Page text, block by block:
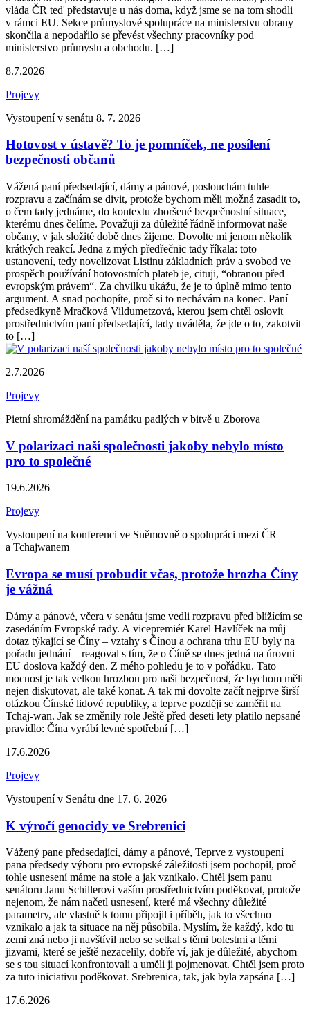
vláda ČR teď představuje u nás doma, když jsme se na tom shodli
v rámci EU. Sekce průmyslové spolupráce na ministerstvu obrany
skončila a nepodařilo se převést všechny pracovníky pod
ministerstvo průmyslu a obchodu. […]
8.7.2026
Projevy
Vystoupení v senátu 8. 7. 2026
Hotovost v ústavě? To je pomníček, ne posílení
bezpečnosti občanů
Vážená paní předsedající, dámy a pánové, poslouchám tuhle
rozpravu a začínám se divit, protože bychom měli možná zasadit to,
o čem tady jednáme, do kontextu zhoršené bezpečnostní situace,
kterému dnes čelíme. Považuji za důležité řádně informovat naše
občany, v jak složité době dnes žijeme. Dovolte mi jenom několik
krátkých reakcí. Jedna z mých předřečnic tady říkala: toto
ustanovení, tedy novelizovat Listinu základních práv a svobod ve
prospěch používání hotovostních plateb je, cituji, “obranou před
evropským právem“. Za chvilku ukážu, že je to úplně mimo tento
argument. A snad pochopíte, proč si to nechávám na konec. Paní
předsedkyně Mračková Vildumetzová, kterou jsem chtěl oslovit
prostřednictvím paní předsedající, tady uváděla, že jde o to, zakotvit
to […]
2.7.2026
Projevy
Pietní shromáždění na památku padlých v bitvě u Zborova
V polarizaci naší společnosti jakoby nebylo místo
pro to společné
19.6.2026
Projevy
Vystoupení na konferenci ve Sněmovně o spolupráci mezi ČR
a Tchajwanem
Evropa se musí probudit včas, protože hrozba Číny
je vážná
Dámy a pánové, včera v senátu jsme vedli rozpravu před blížícím se
zasedáním Evropské rady. A vicepremiér Karel Havlíček na můj
dotaz týkající se Číny – vztahy s Čínou a ochrana trhu EU byly na
pořadu jednání – reagoval s tím, že o Číně se dnes jedná na úrovni
EU doslova každý den. Z mého pohledu je to v pořádku. Tato
mocnost je tak velkou hrozbou pro naši bezpečnost, že bychom měli
nejen diskutovat, ale také konat. A tak mi dovolte začít nejprve širší
otázkou Čínské lidové republiky, a teprve později se zaměřit na
Tchaj-wan. Jak se změnily role Ještě před deseti lety platilo nepsané
pravidlo: Čína vyrábí levné spotřební […]
17.6.2026
Projevy
Vystoupení v Senátu dne 17. 6. 2026
K výročí genocidy ve Srebrenici
Vážený pane předsedající, dámy a pánové, Teprve z vystoupení
pana předsedy výboru pro evropské záležitosti jsem pochopil, proč
tohle usnesení máme na stole a jak vznikalo. Chtěl jsem panu
senátoru Janu Schillerovi vaším prostřednictvím poděkovat, protože
nejenom, že nám načetl usnesení, které má všechny důležité
parametry, ale vlastně k tomu připojil i příběh, jak to všechno
vznikalo a jak ta situace na něj působila. Myslím, že každý, kdo tu
zemi zná nebo ji navštívil nebo se setkal s těmi bolestmi a těmi
jizvami, které se ještě nezacelily, dobře ví, jak je důležité, abychom
se s tou situací konfrontovali a uměli ji pojmenovat. Chtěl jsem proto
za tuto iniciativu poděkovat. Srebrenica, tak, jak byla zapsána […]
17.6.2026